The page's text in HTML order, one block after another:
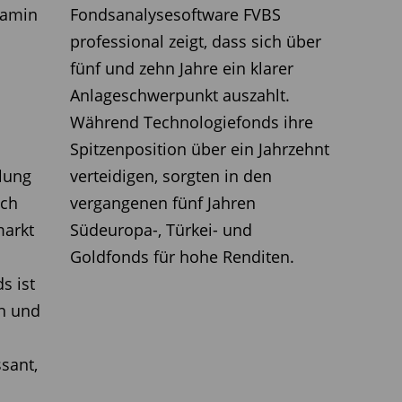
Large Cap Value Fund (ISIN: IE 000
Fondsmanager Lauren DeMore
US-Großunternehmen. Sie
up-Ansatz. Ziel ist es, Unternehmen
Cashflows aufweisen, sich in einer
und deren Marktwert das
widerspiegelt. Ein zentrales
Stabilität, die nicht von Value- oder
auf kurzfristige Trends zu setzen,
den gesamten Marktzyklus hinweg
zu erzielen. Der Fonds
USA erhältlichen Putnam US
der ein Volumen von 64 Milliarden
ist
und
Fondsanalysesoftware FVBS
professional zeigt, dass sich über
fünf und zehn Jahre ein klarer
Anlageschwerpunkt auszahlt.
Während Technologiefonds ihre
Spitzenposition über ein Jahrzehnt
verteidigen, sorgten in den
vergangenen fünf Jahren
Südeuropa-, Türkei- und
Goldfonds für hohe Renditen.